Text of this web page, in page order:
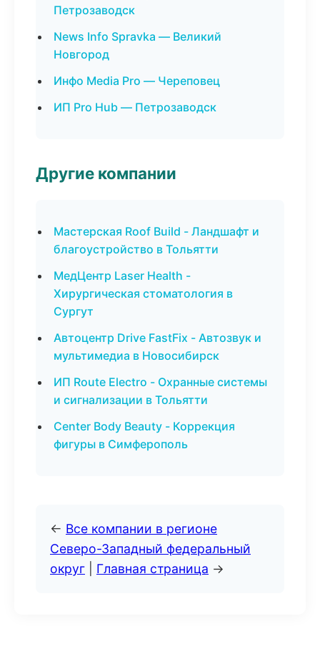
Петрозаводск
News Info Spravka — Великий
Новгород
Инфо Media Pro — Череповец
ИП Pro Hub — Петрозаводск
Другие компании
Мастерская Roof Build - Ландшафт и
благоустройство в Тольятти
МедЦентр Laser Health -
Хирургическая стоматология в
Сургут
Автоцентр Drive FastFix - Автозвук и
мультимедиа в Новосибирск
ИП Route Electro - Охранные системы
и сигнализации в Тольятти
Center Body Beauty - Коррекция
фигуры в Симферополь
← Все компании в регионе
Северо-Западный федеральный
округ
Главная страница →